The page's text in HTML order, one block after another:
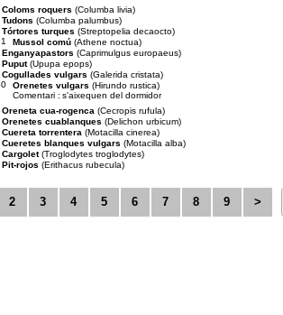
Coloms roquers (Columba livia)
Tudons (Columba palumbus)
Tórtores turques (Streptopelia decaocto)
1
Mussol comú (Athene noctua)
Enganyapastors (Caprimulgus europaeus)
Puput (Upupa epops)
Cogullades vulgars (Galerida cristata)
Orenetes vulgars (Hirundo rustica)
Comentari : s'aixequen del dormidor
Oreneta cua-rogenca (Cecropis rufula)
Orenetes cuablanques (Delichon urbicum)
Cuereta torrentera (Motacilla cinerea)
Cueretes blanques vulgars (Motacilla alba)
Cargolet (Troglodytes troglodytes)
Pit-rojos (Erithacus rubecula)
2 3 4 5 6 7 8 9 >